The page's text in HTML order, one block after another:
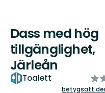
Dass med hög
tillgänglighet,
Järleån
Toalett
av
5
betygsätt